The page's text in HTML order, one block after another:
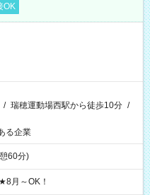
OK
/ 瑞穂運動場西駅から徒歩10分 /
る企業
60分)
月～OK！